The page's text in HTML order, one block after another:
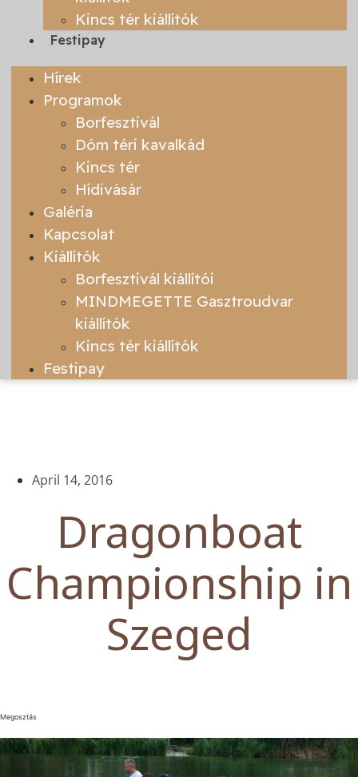
Kincs tér kiállítók
Festipay
Hírek
Programok
Borfesztivál
Dóm téri kavalkád
Kincs tér
Hídivásár
Galéria
Kapcsolat
Kiállítók
Borfesztivál kiállítói
MINDMEGETTE Gasztroudvar
kiállítók
Kincs tér kiállítók
Festipay
April 14, 2016
Dragonboat
Championship in
Szeged
Megosztás